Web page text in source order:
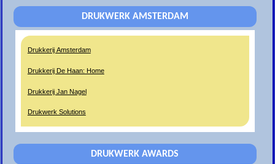
DRUKWERK AMSTERDAM
Drukkerij Amsterdam
Drukkerij De Haan: Home
Drukkerij Jan Nagel
Drukwerk Solutions
DRUKWERK AWARDS